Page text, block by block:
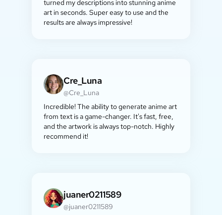
turned my descriptions into stunning anime
art in seconds. Super easy to use and the
results are always impressive!
Cre_Luna
@Cre_Luna
Incredible! The ability to generate anime art
from text is a game-changer. It's fast, free,
and the artwork is always top-notch. Highly
recommend it!
juaner0211589
@juaner0211589